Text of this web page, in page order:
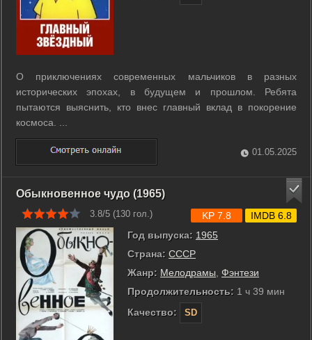
О приключениях современных мальчиков в разных
исторических эпохах, в будущем и прошлом. Ребята
пытаются выяснить, кто внес главный вклад в покорение
космоса. ...
01.05.2025
Обыкновенное чудо (1965)
3.8/5 (130 гол.)
Год выпуска: 1965
Страна: СССР
Жанр: Мелодрамы Фэнтези
Продолжительность: 1 ч 39 мин
Качество:
SD
KP 7.8 IMDB 6.8